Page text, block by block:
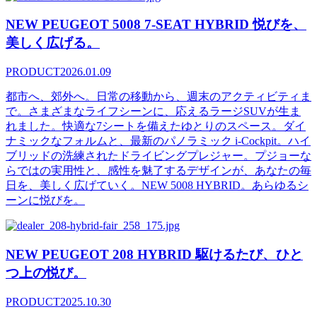
NEW PEUGEOT 5008 7-SEAT HYBRID 悦びを、
美しく広げる。
PRODUCT2026.01.09
都市へ、郊外へ。日常の移動から、週末のアクティビティま
で。さまざまなライフシーンに、応えるラージSUVが生ま
れました。快適な7シートを備えたゆとりのスペース。ダイ
ナミックなフォルムと、最新のパノラミック i-Cockpit。ハイ
ブリッドの洗練されたドライビングプレジャー。プジョーな
らではの実用性と、感性を魅了するデザインが、あなたの毎
日を、美しく広げていく。NEW 5008 HYBRID。あらゆるシ
ーンに悦びを。
NEW PEUGEOT 208 HYBRID 駆けるたび、ひと
つ上の悦び。
PRODUCT2025.10.30